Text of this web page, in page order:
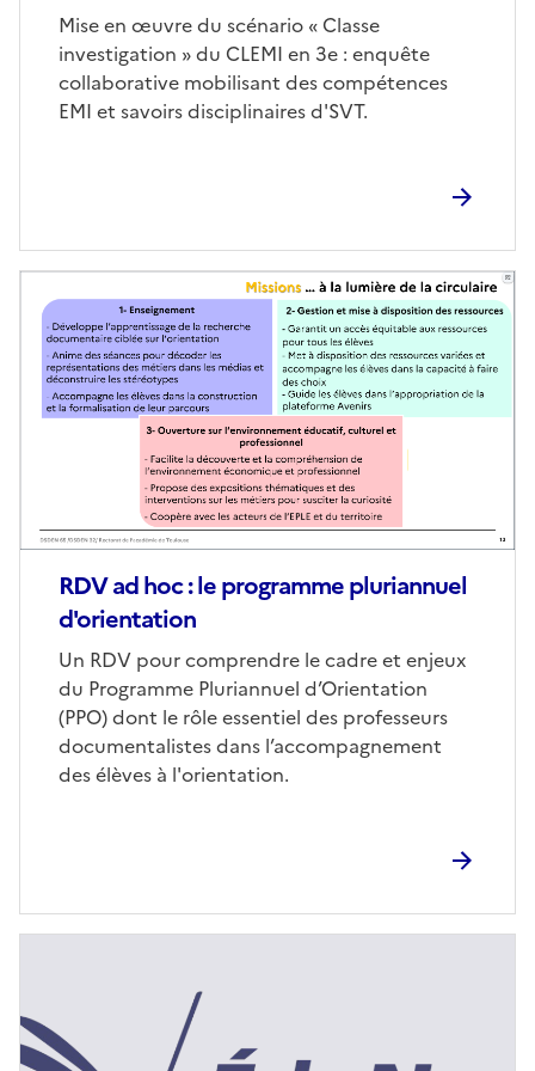
Corps
Mise en œuvre du scénario « Classe
investigation » du CLEMI en 3e : enquête
collaborative mobilisant des compétences
EMI et savoirs disciplinaires d'SVT.
RDV ad hoc : le programme pluriannuel
d'orientation
Corps
Un RDV pour comprendre le cadre et enjeux
du Programme Pluriannuel d’Orientation
(PPO) dont le rôle essentiel des professeurs
documentalistes dans l’accompagnement
des élèves à l'orientation.
de
couverture
(conseillée)
(conseillée)